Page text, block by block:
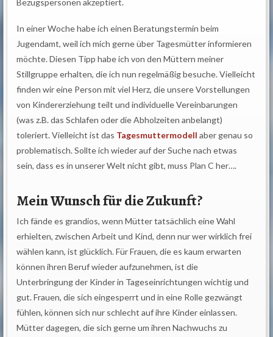
Bezugspersonen akzeptiert.
In einer Woche habe ich einen Beratungstermin beim
Jugendamt, weil ich mich gerne über Tagesmütter informieren
möchte. Diesen Tipp habe ich von den Müttern meiner
Stillgruppe erhalten, die ich nun regelmäßig besuche. Vielleicht
finden wir eine Person mit viel Herz, die unsere Vorstellungen
von Kindererziehung teilt und individuelle Vereinbarungen
(was z.B. das Schlafen oder die Abholzeiten anbelangt)
toleriert. Vielleicht ist das Tagesmuttermodell aber genau so
problematisch. Sollte ich wieder auf der Suche nach etwas
sein, dass es in unserer Welt nicht gibt, muss Plan C her….
Mein Wunsch für die Zukunft?
Ich fände es grandios, wenn Mütter tatsächlich eine Wahl
erhielten, zwischen Arbeit und Kind, denn nur wer wirklich frei
wählen kann, ist glücklich. Für Frauen, die es kaum erwarten
können ihren Beruf wieder aufzunehmen, ist die
Unterbringung der Kinder in Tageseinrichtungen wichtig und
gut. Frauen, die sich eingesperrt und in eine Rolle gezwängt
fühlen, können sich nur schlecht auf ihre Kinder einlassen.
Mütter dagegen, die sich gerne um ihren Nachwuchs zu